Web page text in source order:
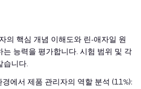
의 핵심 개념 이해도와 린-애자일 원
는 능력을 평가합니다. 시험 범위 및 각
습니다.
에서 제품 관리자의 역할 분석 (11%):